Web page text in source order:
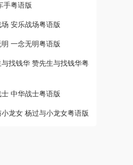
手粤语版
安乐战场粤语版
一念无明粤语版
找钱华 赞先生与找钱华粤
中华战士粤语版
龙女 杨过与小龙女粤语版